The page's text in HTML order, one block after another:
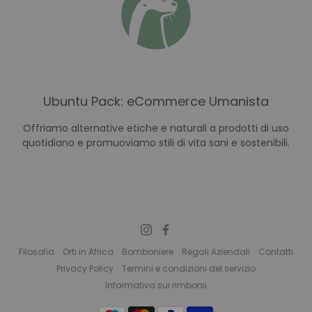
Ubuntu Pack: eCommerce Umanista
Offriamo alternative etiche e naturali a prodotti di uso
quotidiano e promuoviamo stili di vita sani e sostenibili.
Filosofia Orti in Africa Bomboniere Regali Aziendali
Contatti
Privacy Policy
Termini e condizioni del servizio
Informativa sui rimborsi